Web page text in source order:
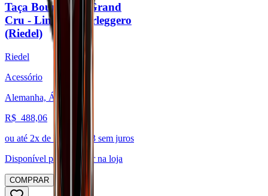
Taça Bourgogne Grand
Cru - Linha Superleggero
(Riedel)
Riedel
Acessório
Alemanha, Áustria
R$ 488,06
ou até 2x de R$ 244,03 sem juros
Disponível para:
Retirar na loja
COMPRAR